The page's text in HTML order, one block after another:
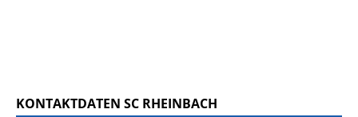
KONTAKTDATEN SC RHEINBACH